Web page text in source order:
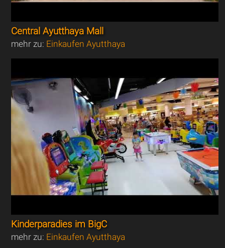
Central Ayutthaya Mall
mehr zu: Einkaufen Ayutthaya
Kinderparadies im BigC
mehr zu: Einkaufen Ayutthaya